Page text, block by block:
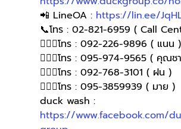
📲 LineOA : https://lin.ee/
📞โทร : 02-821-6959 ( Call
🙋🏻‍♀️โทร : 092-226-9896 ( แนน )
🙋🏻‍♀โทร : 095-974-9565 ( คุณช
🙋🏻‍♀โทร : 092-768-3101 ( ฝน )
🙋🏻‍♀️โทร : 095-3859939 ( มาย )
duck wash :
https://www.facebook.com/